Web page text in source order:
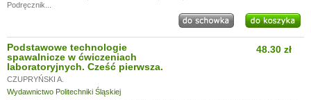
Podręcznik...
Podstawowe technologie
spawalnicze w ćwiczeniach
laboratoryjnych. Cześć pierwsza.
CZUPRYŃSKI A.
Wydawnictwo Politechniki Śląskiej
48.30 zł